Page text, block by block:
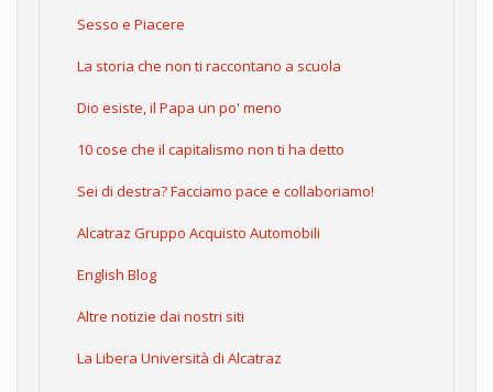
Sesso e Piacere
La storia che non ti raccontano a scuola
Dio esiste, il Papa un po' meno
10 cose che il capitalismo non ti ha detto
Sei di destra? Facciamo pace e collaboriamo!
Alcatraz Gruppo Acquisto Automobili
English Blog
Altre notizie dai nostri siti
La Libera Università di Alcatraz